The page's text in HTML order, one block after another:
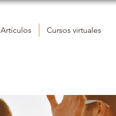
Artículos Cursos virtuales